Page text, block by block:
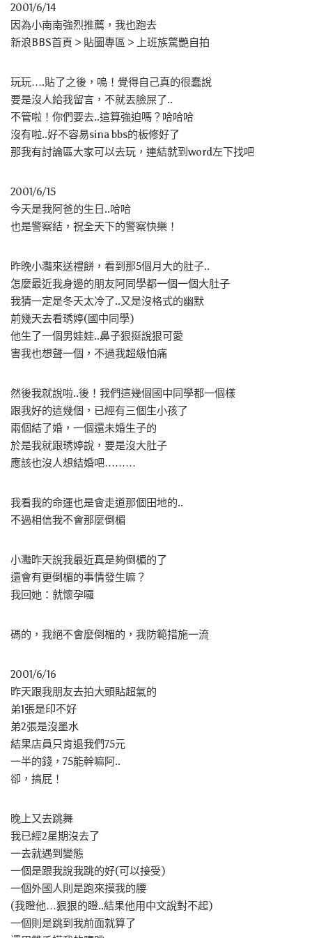
2001/6/14
因為小南南強烈推薦，我也跑去
新浪BBS首頁 > 貼圖專區 > 上班族驚艷自拍
玩玩….貼了之後，嗚！覺得自己真的很蠢說
要是沒人給我留言，不就丟臉屎了..
不管啦！你們要去..這算強迫嗎？哈哈哈
沒有啦..好不容易sina bbs的板修好了
那我有討論區大家可以去玩，連結就到word左下找吧
2001/6/15
今天是我阿爸的生日..哈哈
也是警察結，祝全天下的警察快樂！
昨晚小灩來送禮餅，看到那5個月大的肚子..
怎麼最近我身邊的朋友阿同學都一個一個大肚子
我猜一定是冬天太冷了..又是沒格式的幽默
前幾天去看琇婷(國中同學)
他生了一個男娃娃..鼻子狠挺說狠可愛
害我也想聲一個，不過我超級怕痛
然後我就說啦..後！我們這幾個國中同學都一個樣
跟我好的這幾個，已經有三個生小孩了
兩個結了婚，一個還未婚生子的
於是我就跟琇婷說，要是沒大肚子
應該也沒人想結婚吧………
我看我的命運也是會走道那個田地的..
不過相信我不會那麼倒楣
小灩昨天說我最近真是夠倒楣的了
還會有更倒楣的事情發生嘛？
我回她：就懷孕囉
碼的，我絕不會麼倒楣的，我防範措施一流
2001/6/16
昨天跟我朋友去拍大頭貼超氣的
弟1張是印不好
弟2張是沒墨水
結果店員只肯退我們75元
一半的錢，75能幹嘛阿..
卻，搞屁！
晚上又去跳舞
我已經2星期沒去了
一去就遇到變態
一個是跟我說我跳的好(可以接受)
一個外國人則是跑來摸我的腰
(我瞪他…狠狠的瞪..結果他用中文說對不起)
一個則是跳到我前面就算了